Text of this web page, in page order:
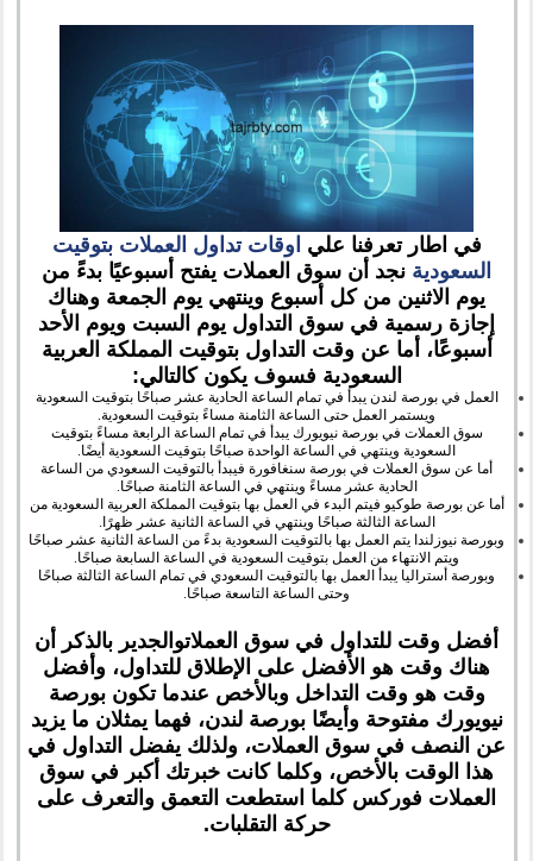
في اطار تعرفنا علي اوقات تداول العملات بتوقيت
السعودية نجد أن سوق العملات يفتح أسبوعيًا بدءً من
يوم الاثنين من كل أسبوع وينتهي يوم الجمعة وهناك
إجازة رسمية في سوق التداول يوم السبت ويوم الأحد
أسبوعًا، أما عن وقت التداول بتوقيت المملكة العربية
السعودية فسوف يكون كالتالي:
العمل في بورصة لندن يبدأ في تمام الساعة الحادية عشر صباحًا بتوقيت السعودية
ويستمر العمل حتى الساعة الثامنة مساءً بتوقيت السعودية.
سوق العملات في بورصة نيويورك يبدأ في تمام الساعة الرابعة مساءً بتوقيت
السعودية وينتهي في الساعة الواحدة صباحًا بتوقيت السعودية أيضًا.
أما عن سوق العملات في بورصة سنغافورة فيبدأ بالتوقيت السعودي من الساعة
الحادية عشر مساءً وينتهي في الساعة الثامنة صباحًا.
أما عن بورصة طوكيو فيتم البدء في العمل بها بتوقيت المملكة العربية السعودية من
الساعة الثالثة صباحًا وينتهي في الساعة الثانية عشر ظهرًا.
وبورصة نيوزلندا يتم العمل بها بالتوقيت السعودية بدءً من الساعة الثانية عشر صباحًا
ويتم الانتهاء من العمل بتوقيت السعودية في الساعة السابعة صباحًا.
وبورصة أستراليا يبدأ العمل بها بالتوقيت السعودي في تمام الساعة الثالثة صباحًا
وحتى الساعة التاسعة صباحًا.
أفضل وقت للتداول في سوق العملاتوالجدير بالذكر أن
هناك وقت هو الأفضل على الإطلاق للتداول، وأفضل
وقت هو وقت التداخل وبالأخص عندما تكون بورصة
نيويورك مفتوحة وأيضًا بورصة لندن، فهما يمثلان ما يزيد
عن النصف في سوق العملات، ولذلك يفضل التداول في
هذا الوقت بالأخص، وكلما كانت خبرتك أكبر في سوق
العملات فوركس كلما استطعت التعمق والتعرف على
حركة التقلبات.